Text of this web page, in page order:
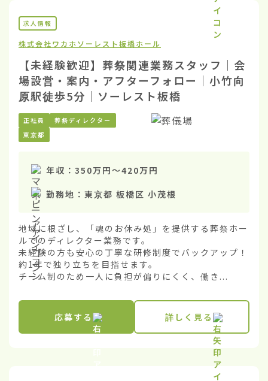
求人情報
株式会社ワカホソーレスト板橋ホール
【未経験歓迎】葬祭関連業務スタッフ｜会
場設営・案内・アフターフォロー｜小竹向
原駅徒歩5分｜ソーレスト板橋
正社員
葬祭ディレクター
東京都
年収： 350万円〜420万円
勤務地： 東京都 板橋区 小茂根
地域に根ざし、「魂のお休み処」を提供する葬祭ホー
ルでのディレクター業務です。
未経験の方も安心の丁寧な研修制度でバックアップ！
約1年で独り立ちを目指せます。
チーム制のため一人に負担が偏りにくく、働き...
応募する 詳しく見る